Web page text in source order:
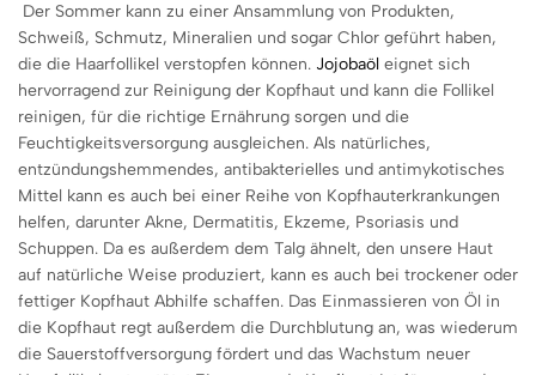
Der Sommer kann zu einer Ansammlung von Produkten,
Schweiß, Schmutz, Mineralien und sogar Chlor geführt haben,
die die Haarfollikel verstopfen können. Jojobaöl eignet sich
hervorragend zur Reinigung der Kopfhaut und kann die Follikel
reinigen, für die richtige Ernährung sorgen und die
Feuchtigkeitsversorgung ausgleichen. Als natürliches,
entzündungshemmendes, antibakterielles und antimykotisches
Mittel kann es auch bei einer Reihe von Kopfhauterkrankungen
helfen, darunter Akne, Dermatitis, Ekzeme, Psoriasis und
Schuppen. Da es außerdem dem Talg ähnelt, den unsere Haut
auf natürliche Weise produziert, kann es auch bei trockener oder
fettiger Kopfhaut Abhilfe schaffen. Das Einmassieren von Öl in
die Kopfhaut regt außerdem die Durchblutung an, was wiederum
die Sauerstoffversorgung fördert und das Wachstum neuer